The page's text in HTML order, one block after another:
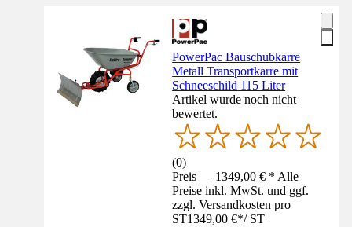
PowerPac Bauschubkarre
Metall Transportkarre mit
Schneeschild 115 Liter
Artikel wurde noch nicht
bewertet.
(0)
Preis — 1349,00 € * Alle
Preise inkl. MwSt. und ggf.
zzgl. Versandkosten pro
ST1349,00 €*/ ST